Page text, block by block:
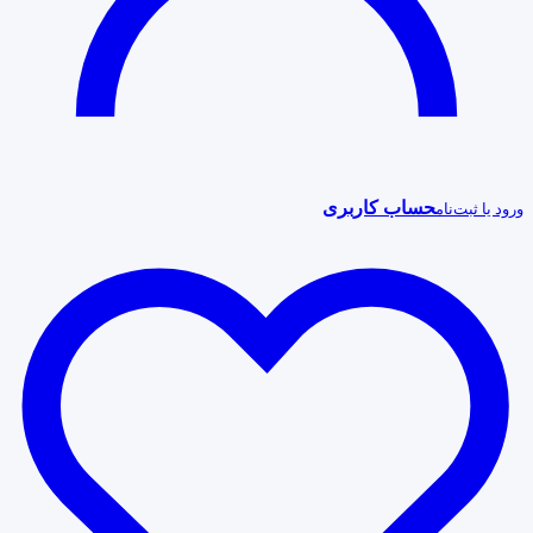
ورود یا ثبت‌نامحساب کاربری